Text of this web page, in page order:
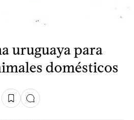
uruguaya para
domésticos